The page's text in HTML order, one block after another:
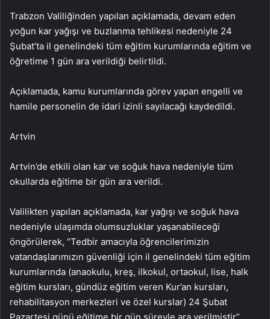
Trabzon Valiliğinden yapılan açıklamada, devam eden
yoğun kar yağışı ve buzlanma tehlikesi nedeniyle 24
Şubat’ta il genelindeki tüm eğitim kurumlarında eğitim ve
öğretime 1 gün ara verildiği belirtildi.
Açıklamada, kamu kurumlarında görev yapan engelli ve
hamile personelin de idari izinli sayılacağı kaydedildi.
Artvin
Artvin’de etkili olan kar ve soğuk hava nedeniyle tüm
okullarda eğitime bir gün ara verildi.
Valilikten yapılan açıklamada, kar yağışı ve soğuk hava
nedeniyle ulaşımda olumsuzluklar yaşanabileceği
öngörülerek, “Tedbir amacıyla öğrencilerimizin
vatandaşlarımızın güvenliği için il genelindeki tüm eğitim
kurumlarında (anaokulu, kreş, ilkokul, ortaokul, lise, halk
eğitim kursları, gündüz eğitim veren Kur’an kursları,
rehabilitasyon merkezleri ve özel kurslar) 24 Şubat